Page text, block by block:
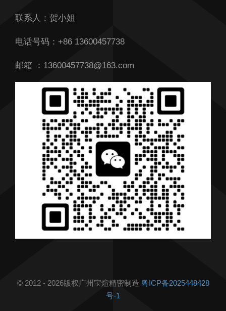
我们的服务
行业解决方案
行业新闻
联系我们
联系人：贺小姐
电话号码：+86 13600457738
邮箱 ：13600457738@163.com
© 2012 - 2026版权广州宝煊精密制造 粤ICP备2025448428
号-1